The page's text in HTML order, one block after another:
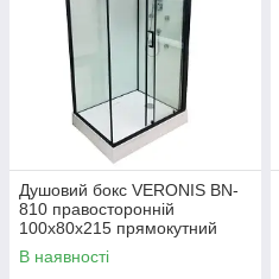
Душовий бокс VERONIS BN-
810 правосторонній
100х80х215 прямокутний
мілкий піддон Італія
В наявності